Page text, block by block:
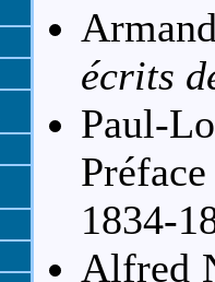
écrits
Paul-
1834-
Alfred